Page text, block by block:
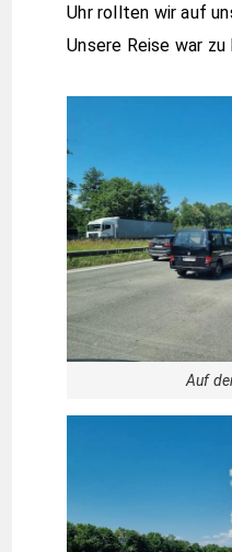
Uhr rollten wir auf
Unsere Reise war zu
Auf